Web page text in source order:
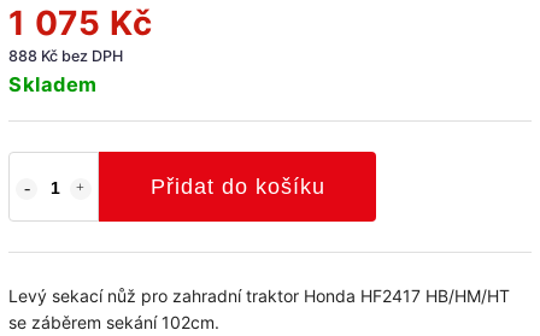
1 075 Kč
888 Kč bez DPH
Skladem
Přidat do košíku
Levý sekací nůž pro zahradní traktor Honda HF2417 HB/HM/HT
se záběrem sekání 102cm.